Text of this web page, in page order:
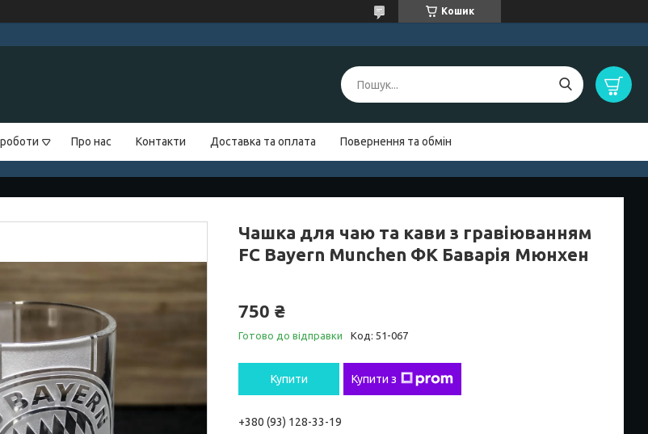
Кошик
Про нас Контакти Доставка та оплата Повернення та обмін
Чашка для чаю та кави з гравіюванням
FC Bayern Munchen ФК Баварія Мюнхен
750 ₴
Готово до відправки Код: 51-067
Купити Купити з
+380 (93) 128-33-19